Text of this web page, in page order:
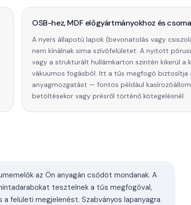
OSB-hez, MDF előgyártmányokhoz és
A nyers állapotú lapok (bevonatolás vagy
nem kínálnak sima szívófelületet. A nyitott
vagy a strukturált hullámkarton szintén kikerül a
vákuumos fogásból. Itt a tűs megfogó biztosítja
anyagmozgatást — fontos például
betöltésekor vagy présről történő kötegelésnél.
az Ön anyagán csődöt mondanak. A
tesztelnek a tűs megfogóval,
felületi megjelenést. Szabványos lapanyagra